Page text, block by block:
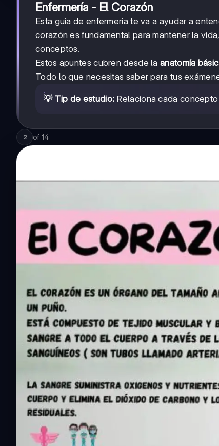
Enfermería - El Corazón
Esta guía de enfermería te va a ayudar a
corazón es fundamental para mantener la
conceptos.
Estos apuntes cubren desde la anatomía
Todo lo que necesitas saber para tus
💡 Tip de estudio: Relaciona cada
2 of 14